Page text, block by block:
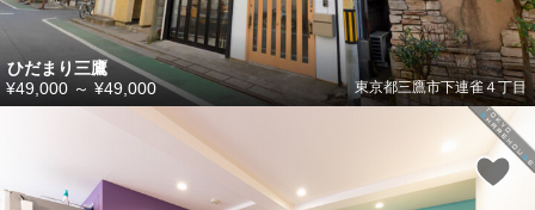
ひだまり三鷹
東京都三鷹市下連雀４丁目
¥49,000 ～ ¥49,000